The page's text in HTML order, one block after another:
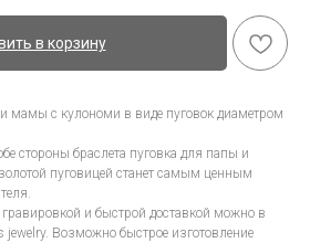
в корзину
мамы с кулономи в виде пуговок диаметром
стороны браслета пуговка для папы и
пуговицей станет самым ценным
гравировкой и быстрой доставкой можно в
Возможно быстрое изготовление